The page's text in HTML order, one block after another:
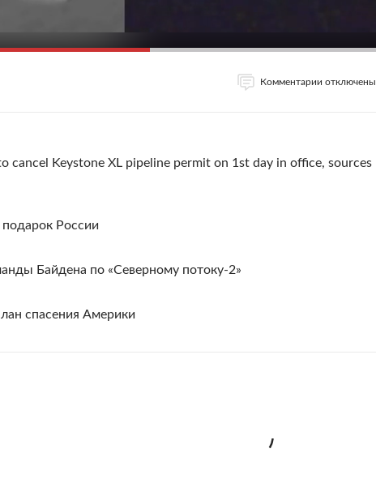
Комментарии отключены
cancel Keystone XL pipeline permit on 1st day in office, sources
России
Байдена по «Северному потоку-2»
спасения Америки